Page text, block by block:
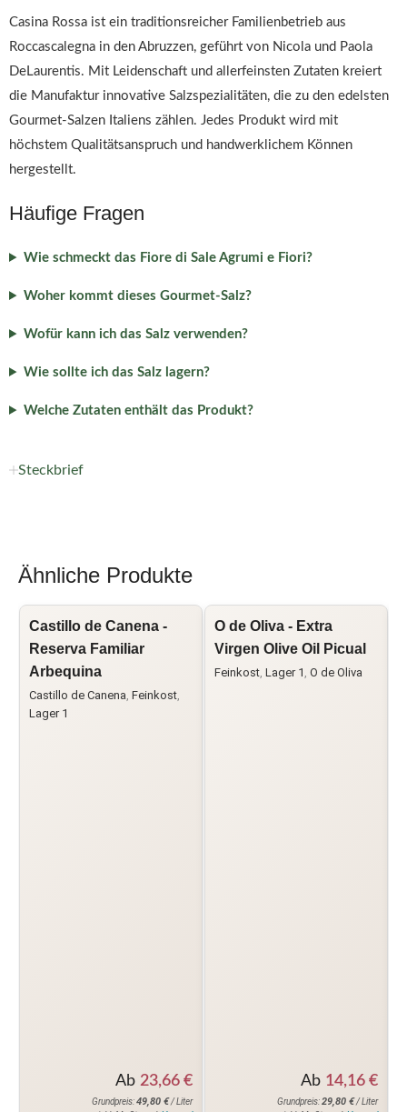
Casina Rossa ist ein traditionsreicher Familienbetrieb aus
Roccascalegna in den Abruzzen, geführt von Nicola und Paola
DeLaurentis. Mit Leidenschaft und allerfeinsten Zutaten kreiert
die Manufaktur innovative Salzspezialitäten, die zu den edelsten
Gourmet-Salzen Italiens zählen. Jedes Produkt wird mit
höchstem Qualitätsanspruch und handwerklichem Können
hergestellt.
Häufige Fragen
Wie schmeckt das Fiore di Sale Agrumi e Fiori?
Woher kommt dieses Gourmet-Salz?
Wofür kann ich das Salz verwenden?
Wie sollte ich das Salz lagern?
Welche Zutaten enthält das Produkt?
Steckbrief
Ähnliche Produkte
Castillo de Canena -
Reserva Familiar
Arbequina
Castillo de Canena, Feinkost,
Lager 1
Ab 23,66 €
Grundpreis:49,80 €/ Liter
O de Oliva - Extra
Virgen Olive Oil Picual
Feinkost, Lager 1 , O de Oliva
Ab 14,16 €
Grundpreis:29,80 €/ Liter